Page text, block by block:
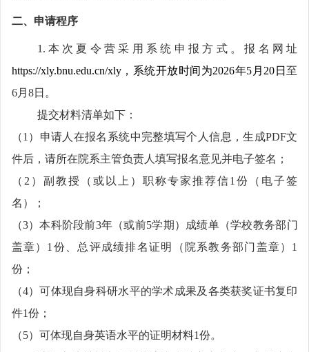
二、申请程序
1. 本次夏令营采用系统申报方式。报名网址
https://xly.bnu.edu.cn/xly，系统开放时间为2026年5 月 20 日至
6月 8日。
提交材料清单如下：
（1 ）申请人在报名系统中完整填写个人信息，生成PDF文
件后，请所在院系主管负责人填写报名意见并电子签名；
（ 2 ）副教授（或以上）职称专家推荐信1 份（电子签
名）；
（3）本科阶段前3年（或前5学期）成绩单（学校教务部门
盖章） 1 份、总评成绩排名证明（院系教务部门盖章） 1
份；
（4）可体现自身科研水平的学术成果及各类获奖证书复印
件1份；
（5）可体现自身英语水平的证明材料1份。